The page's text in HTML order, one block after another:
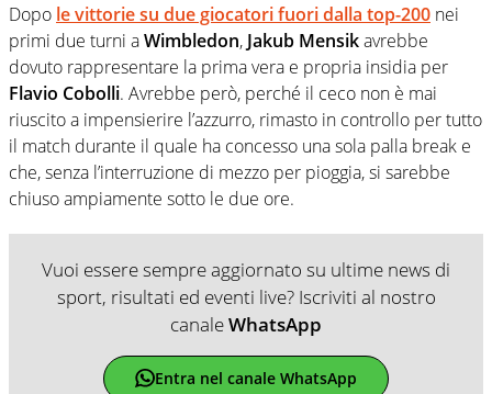
Dopo le vittorie su due giocatori fuori dalla top-200 nei
primi due turni aWimbledon, Jakub Mensikavrebbe
dovuto rappresentare la prima vera e propria insidia per
Flavio Cobolli. Avrebbe però, perché il ceco non è mai
riuscito a impensierire l’azzurro, rimasto in controllo per tutto
il match durante il quale ha concesso una sola palla break e
che, senza l’interruzione di mezzo per pioggia, si sarebbe
chiuso ampiamente sotto le due ore.
Vuoi essere sempre aggiornato su ultime news di
sport, risultati ed eventi live? Iscriviti al nostro
canaleWhatsApp
Entra nel canale WhatsApp